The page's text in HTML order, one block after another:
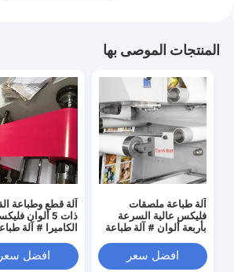
المنتجات الموصى بها
آلة طباعة ملصقات
فليكس عالية السرعة
بأربعة ألوان # آلة طباعة
على شبكة الإنترنت
الضيقة 220 فولت 380
افضل سعر
آلة قطع وطباعة
ذات 5 ألوان
الكاميرا # آلة
# معدات طباعة
فلكسوغرافية
افضل سعر